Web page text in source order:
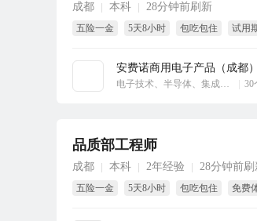
成都 本科 28分钟前刷新
五险一金 5天8小时 包吃包住 试用
安费诺商用电子产品（成都
电子技术、半导体、集成电路 30
立即沟通
品质部工程师
成都 本科 2年经验 28分钟前刷
五险一金 5天8小时 包吃包住 免费